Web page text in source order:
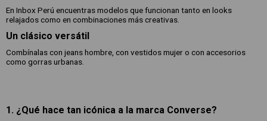
En Inbox Perú encuentras modelos que funcionan tanto en looks
relajados como en combinaciones más creativas.
Un clásico versátil
Combínalas con jeans hombre, con vestidos mujer o con accesorios
como gorras urbanas.
1. ¿Qué hace tan icónica a la marca Converse?